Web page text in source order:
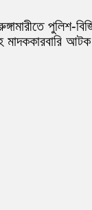
পুলিশ-
মাদককারবারি আটক